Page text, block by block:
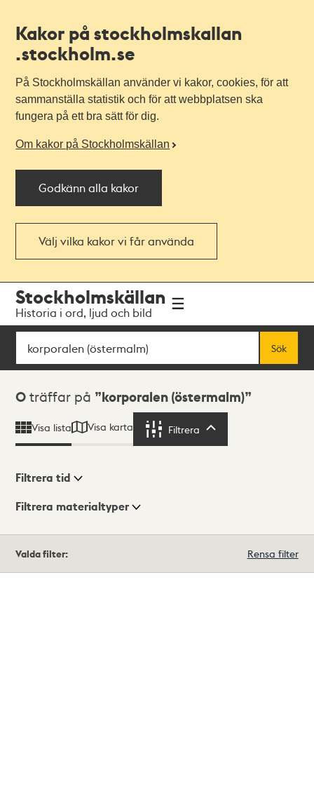
Kakor på stockholmskallan
.stockholm.se
På Stockholmskällan använder vi kakor, cookies, för att
sammanställa statistik och för att webbplatsen ska
fungera på ett bra sätt för dig.
Om kakor på Stockholmskällan
Godkänn alla kakor
Välj vilka kakor vi får använda
navigationen
huvudinnehållet
Stockholmskällan
Historia i ord, ljud och bild
Sök
Sök
Sökresultat
0 träffar på korporalen (östermalm)
Visa lista Visa karta Filtrera
Visningsläge
Filtrera tid
Filtrera materialtyper
träffar
Valda filter: Rensa filter